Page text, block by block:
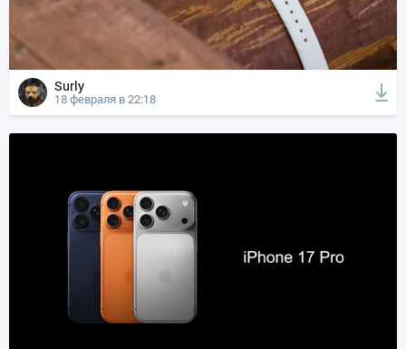
Surly
18 февраля в 22:18